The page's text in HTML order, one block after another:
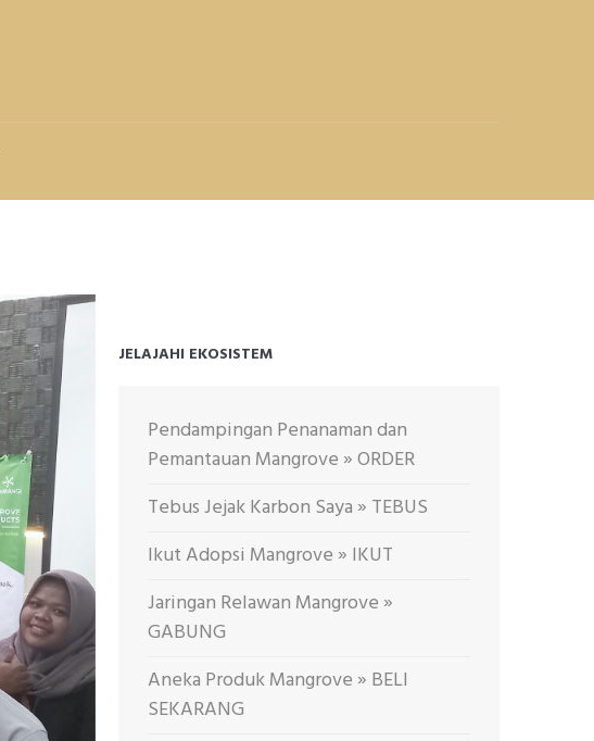
JELAJAHI EKOSISTEM
Pendampingan Penanaman dan
Pemantauan Mangrove » ORDER
Tebus Jejak Karbon Saya » TEBUS
Ikut Adopsi Mangrove » IKUT
Jaringan Relawan Mangrove »
GABUNG
Aneka Produk Mangrove » BELI
SEKARANG